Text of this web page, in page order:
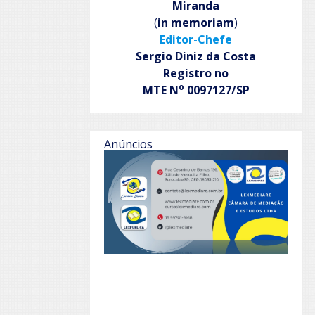
Miranda
(in memoriam)
Editor-Chefe
Sergio Diniz da Costa
Registro no
MTE No 0097127/SP
Anúncios